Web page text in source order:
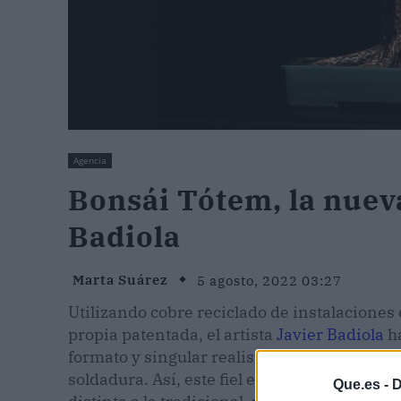
Que.es -
Agencia
Bonsái Tótem, la
Badiola
Marta Suárez 5 agosto, 2022 03:27
Utilizando cobre reciclado de
propia patentada, el artista Javier Badiola
formato y singular realismo, hecho a mano
soldadura. Así, este fiel exponente de la